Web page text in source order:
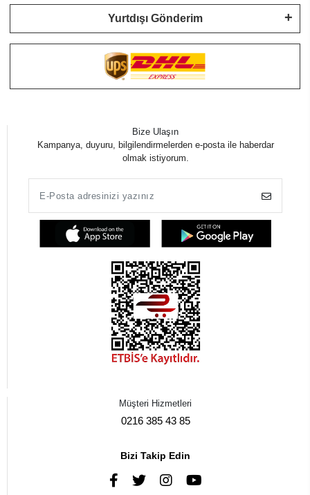
Yurtdışı Gönderim
Bize Ulaşın
Kampanya, duyuru, bilgilendirmelerden e-posta ile haberdar
olmak istiyorum.
Müşteri Hizmetleri
0216 385 43 85
Bizi Takip Edin